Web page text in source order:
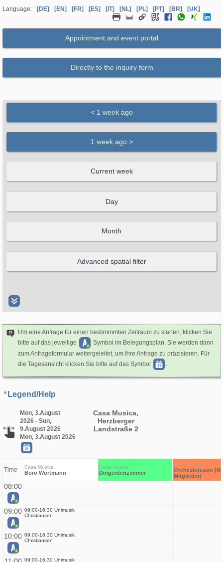
Language: [DE] [EN] [FR] [ES] [IT] [NL] [PL] [PT] [BR] [UK]
Appointment and event portal
Directly to the inquiry form
Um eine Anfrage für einen bestimmmten Zeitraum zu starten, klicken Sie
bitte auf das jeweilige
Symbol im Belegungsplan. Sie werden dann
zum Anfrageformular weitergeleitet, um Ihre Anfrage zu präzisieren. Für
die Tagesansicht klicken Sie bitte auf das Symbol
Legend/Help
Mon, 3.August
2026 - Sun,
9.August 2026
Casa Musica,
Herzberger
Landstraße 2
Mon, 3.August 2026
Time Casa Musica
Büro Wortmann
Casa Musica
Dirigentenzimmer
Casa Musica
Orchesterraum
Mitglieder)
08:00
09:00 09:00-16:30 Unimusik
Christiansen
10:00 09:00-16:30 Unimusik
Christiansen
09:00-16:30 Unimusik